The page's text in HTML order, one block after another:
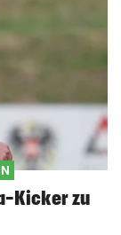
Kicker zu